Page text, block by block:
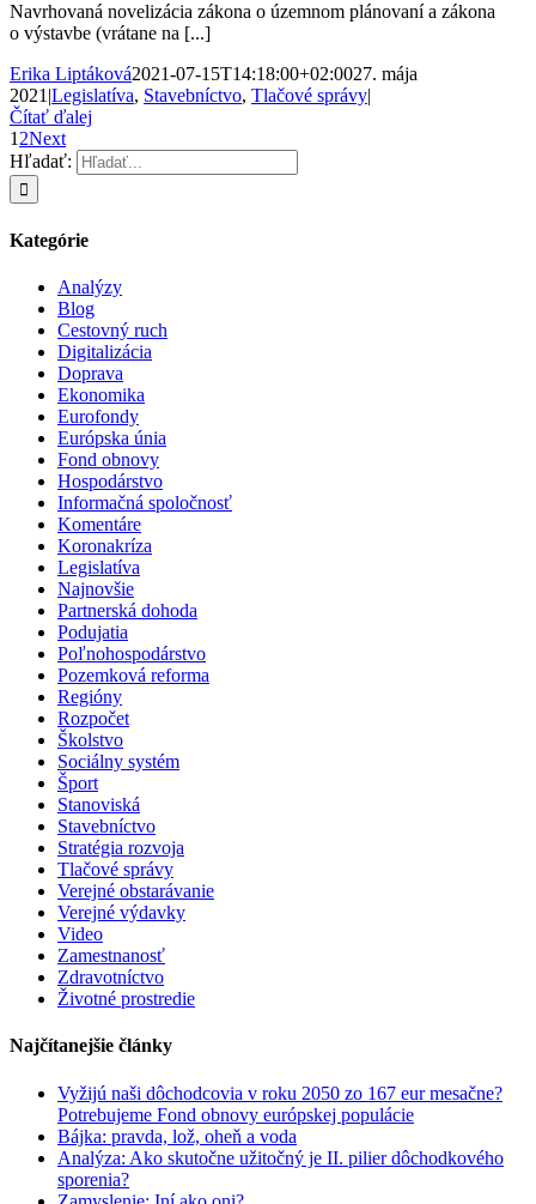
Navrhovaná novelizácia zákona o územnom plánovaní a zákona
o výstavbe (vrátane na [...]
Erika Liptáková2021-07-15T14:18:00+02:0027. mája
2021|Legislatíva, Stavebníctvo, Tlačové správy|
Čítať ďalej
12Next
Hľadať:
Kategórie
Analýzy
Blog
Cestovný ruch
Digitalizácia
Doprava
Ekonomika
Eurofondy
Európska únia
Fond obnovy
Hospodárstvo
Informačná spoločnosť
Komentáre
Koronakríza
Legislatíva
Najnovšie
Partnerská dohoda
Podujatia
Poľnohospodárstvo
Pozemková reforma
Regióny
Rozpočet
Školstvo
Sociálny systém
Šport
Stanoviská
Stavebníctvo
Stratégia rozvoja
Tlačové správy
Verejné obstarávanie
Verejné výdavky
Video
Zamestnanosť
Zdravotníctvo
Životné prostredie
Najčítanejšie články
Vyžijú naši dôchodcovia v roku 2050 zo 167 eur mesačne?
Potrebujeme Fond obnovy európskej populácie
Bájka: pravda, lož, oheň a voda
Analýza: Ako skutočne užitočný je II. pilier dôchodkového
sporenia?